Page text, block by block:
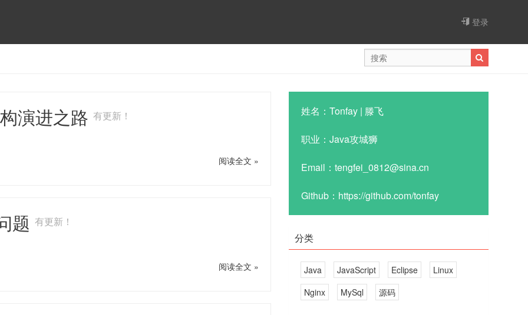
登录
演进之路有更新！
阅读全文 »
题有更新！
阅读全文 »
姓名：Tonfay | 滕飞
职业：Java攻城狮
Email：tengfei_0812@sina.cn
Github：https://github.com/tonfay
分类
Java JavaScript Eclipse
Linux
Nginx
MySql 源码